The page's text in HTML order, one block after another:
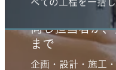
同じ担当者が
まで
企画・設計・施工
提供します。
べての工程を一括